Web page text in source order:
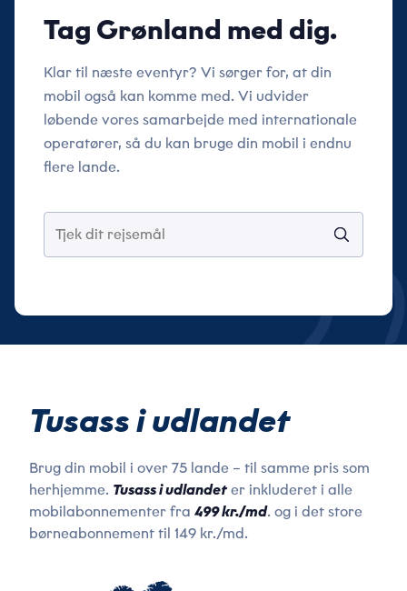
Tag Grønland med dig.
Klar til næste eventyr? Vi sørger for, at din
mobil også kan komme med. Vi udvider
løbende vores samarbejde med internationale
operatører, så du kan bruge din mobil i endnu
flere lande.
Tusass i udlandet
Brug din mobil i over 75 lande – til samme pris som
herhjemme. Tusass i udlandet er inkluderet i alle
mobilabonnementer fra 499 kr./md. og i det store
børneabonnement til 149 kr./md.
Navn